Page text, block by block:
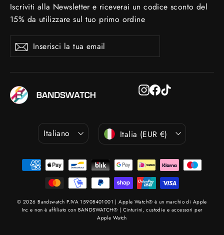
Iscriviti alla Newsletter e riceverai un codice sconto del
15% da utilizzare sul tuo primo ordine
Inserisci
la
IscrivitiIscriviti
Instagram
Facebook
TikTok
Lingua
Italiano ValutaItalia (EUR €)
© 2026 Bandswatch P.IVA 15908401001 | Apple Watch® è un marchio di Apple
Inc e non è affiliato con BANDSWATCH® | Cinturini, custodie e accessori per
Apple Watch